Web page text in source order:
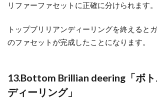
リファーファセットに正確に分けられます。
トップブリリアンディーリングを終えると
のファセットが完成したことになります。
13.Bottom Brillian deering「ボ
ディーリング」